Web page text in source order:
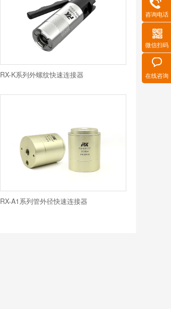
RX-K系列外螺纹快速连接器
RX-A1系列管外径快速连接器
咨询电话
微信扫码
在线咨询